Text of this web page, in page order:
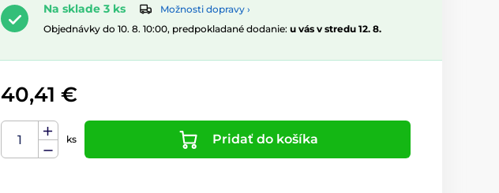
Na sklade 3 ks
Možnosti dopravy ›
Objednávky do 10. 8. 10:00, predpokladané dodanie: u vás v stredu 12. 8.
40,41 €
ks Pridať do košíka